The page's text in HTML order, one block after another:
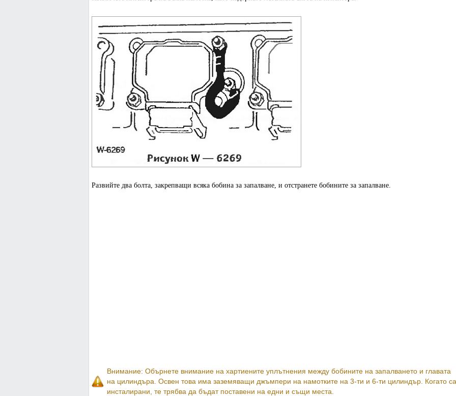
Развийте два болта, закрепващи всяка бобина за запалване, и отстранете бобините за запалване.
Внимание: Обърнете внимание на хартиените уплътнения между бобините на запалването и главата
на цилиндъра. Освен това има заземяващи джъмпери на намотките на 3-ти и 6-ти цилиндър. Когато са
инсталирани, те трябва да бъдат поставени на едни и същи места.